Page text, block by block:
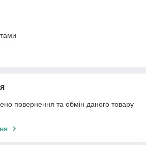
повернення та обмін даного товару